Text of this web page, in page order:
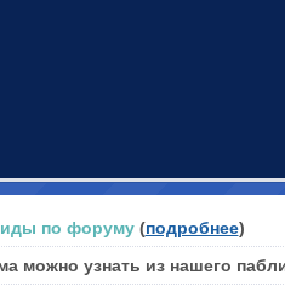
по форуму(подробнее)
можно узнать из нашего